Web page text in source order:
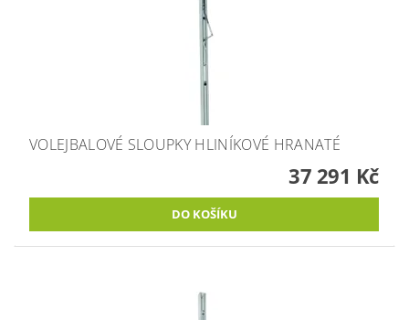
VOLEJBALOVÉ SLOUPKY HLINÍKOVÉ HRANATÉ
37 291 Kč